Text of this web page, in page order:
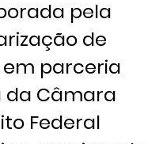
pela
de
em parceria
da Câmara
Federal